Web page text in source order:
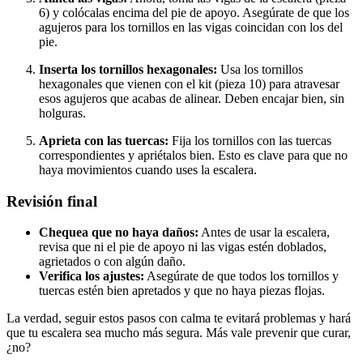
6) y colócalas encima del pie de apoyo. Asegúrate de que los
agujeros para los tornillos en las vigas coincidan con los del
pie.
Inserta los tornillos hexagonales: Usa los tornillos
hexagonales que vienen con el kit (pieza 10) para atravesar
esos agujeros que acabas de alinear. Deben encajar bien, sin
holguras.
Aprieta con las tuercas: Fija los tornillos con las tuercas
correspondientes y apriétalos bien. Esto es clave para que no
haya movimientos cuando uses la escalera.
Revisión final
Chequea que no haya daños: Antes de usar la escalera,
revisa que ni el pie de apoyo ni las vigas estén doblados,
agrietados o con algún daño.
Verifica los ajustes: Asegúrate de que todos los tornillos y
tuercas estén bien apretados y que no haya piezas flojas.
La verdad, seguir estos pasos con calma te evitará problemas y hará
que tu escalera sea mucho más segura. Más vale prevenir que curar,
¿no?